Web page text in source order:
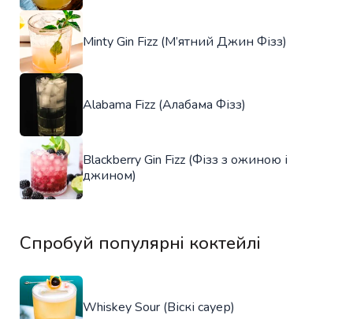
Minty Gin Fizz (М’ятний Джин Фізз)
Alabama Fizz (Алабама Фізз)
Blackberry Gin Fizz (Фізз з ожиною і
джином)
Спробуй популярні коктейлі
Whiskey Sour (Віскі сауер)